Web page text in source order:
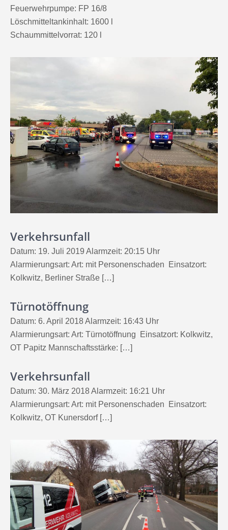
Feuerwehrpumpe: FP 16/8
Löschmitteltankinhalt: 1600 l
Schaummittelvorrat: 120 l
Verkehrsunfall
Datum: 19. Juli 2019 Alarmzeit: 20:15 Uhr
Alarmierungsart: Art: mit Personenschaden Einsatzort:
Kolkwitz, Berliner Straße […]
Türnotöffnung
Datum: 6. April 2018 Alarmzeit: 16:43 Uhr
Alarmierungsart: Art: Türnotöffnung Einsatzort: Kolkwitz,
OT Papitz Mannschaftsstärke: […]
Verkehrsunfall
Datum: 30. März 2018 Alarmzeit: 16:21 Uhr
Alarmierungsart: Art: mit Personenschaden Einsatzort:
Kolkwitz, OT Kunersdorf […]